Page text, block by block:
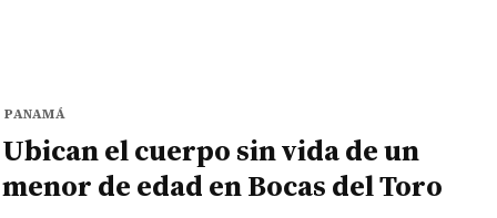
PANAMÁ
Ubican el cuerpo sin vida de un
menor de edad en Bocas del Toro